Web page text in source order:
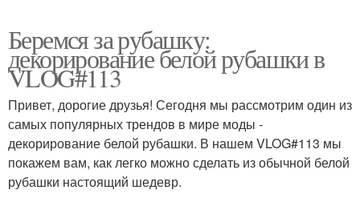
Беремся за рубашку:
декорирование белой рубашки в
VLOG#113
Привет, дорогие друзья! Сегодня мы рассмотрим один из
самых популярных трендов в мире моды -
декорирование белой рубашки. В нашем VLOG#113 мы
покажем вам, как легко можно сделать из обычной белой
рубашки настоящий шедевр.